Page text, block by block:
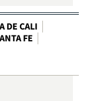
DE CALI
FE